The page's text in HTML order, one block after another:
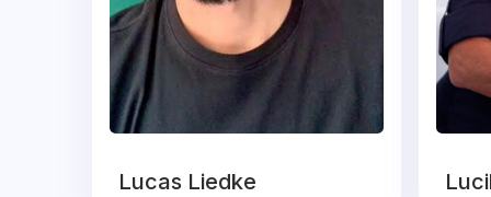
Lucas Liedke